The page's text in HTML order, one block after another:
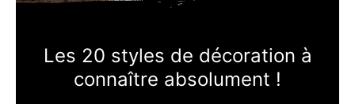
Les 20 styles de décoration à
connaître absolument !